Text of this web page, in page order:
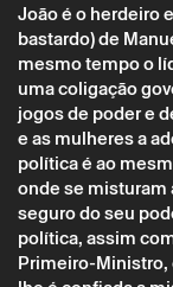
João é o herdeiro
bastardo) de
mesmo tempo o
uma coligação
jogos de poder e
e as mulheres a
política é ao
onde se misturam
seguro do seu
política, assim
Primeiro-Ministro,